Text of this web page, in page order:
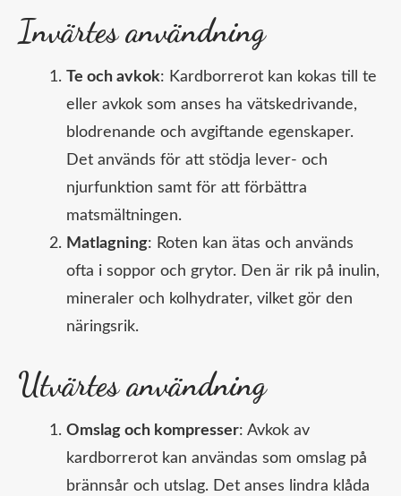
Invärtes användning
Te och avkok: Kardborrerot kan kokas till te
eller avkok som anses ha vätskedrivande,
blodrenande och avgiftande egenskaper.
Det används för att stödja lever- och
njurfunktion samt för att förbättra
matsmältningen.
Matlagning: Roten kan ätas och används
ofta i soppor och grytor. Den är rik på inulin,
mineraler och kolhydrater, vilket gör den
näringsrik.
Utvärtes användning
Omslag och kompresser: Avkok av
kardborrerot kan användas som omslag på
brännsår och utslag. Det anses lindra klåda